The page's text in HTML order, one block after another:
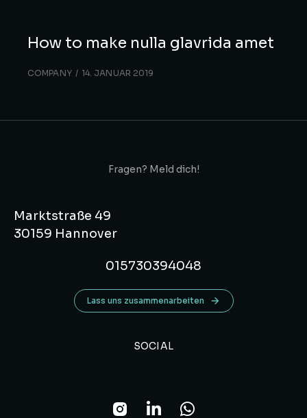
How to make nulla glavrida amet
COMPANY 14. JANUAR 2019
Fragen? Meld dich!
Marktstraße 49
30159 Hannover
015730394048
Lass uns zusammenarbeiten
SOCIAL